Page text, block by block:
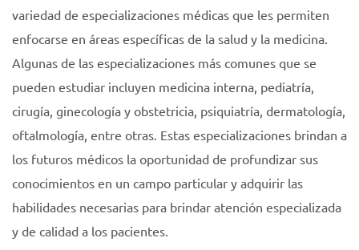
variedad de especializaciones médicas que les permiten
enfocarse en áreas específicas de la salud y la medicina.
Algunas de las especializaciones más comunes que se
pueden estudiar incluyen medicina interna, pediatría,
cirugía, ginecología y obstetricia, psiquiatría, dermatología,
oftalmología, entre otras. Estas especializaciones brindan a
los futuros médicos la oportunidad de profundizar sus
conocimientos en un campo particular y adquirir las
habilidades necesarias para brindar atención especializada
y de calidad a los pacientes.